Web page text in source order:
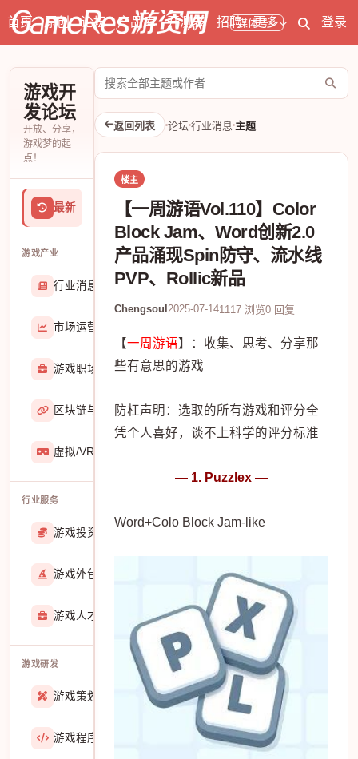
媒体号
首页 原创 论坛 产品库 开测表 招聘 更多 登录
游戏开
发论坛
开放、分享，
游戏梦的起
点！
最新
游戏产业
行业消息 174906
市场运营
游戏职场 2929
区块链与游戏467
虚拟/VR/AR
行业服务
游戏投资交易
游戏外包
游戏人才招聘
游戏研发
游戏策划
游戏程序
搜
索
论
坛
返回列表 论坛 行业消息 主题
楼主
【一周游语Vol.110】Color
Block Jam、Word创新2.0
产品涌现Spin防守、流水线
PVP、Rollic新品
Chengsoul 2025-07-141117 浏览0 回复
【一周游语】：收集、思考、分享那
些有意思的游戏
防杠声明：选取的所有游戏和评分全
凭个人喜好，谈不上科学的评分标准
— 1. Puzzlex —
Word+Colo Block Jam-like